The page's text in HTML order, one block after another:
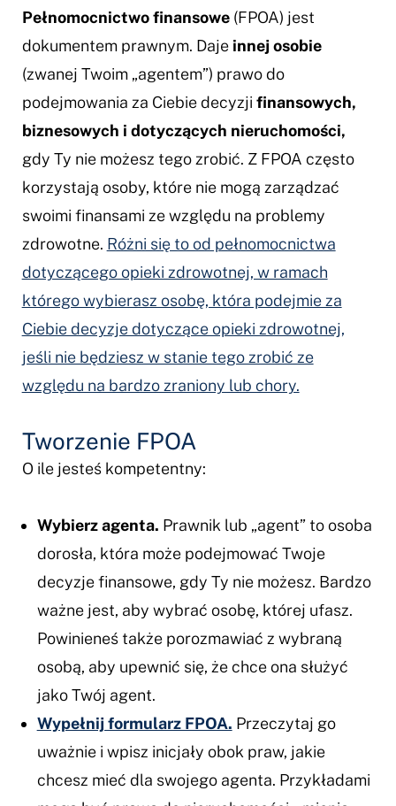
Pełnomocnictwo finansowe(FPOA) jest
dokumentem prawnym. Daje innej osobie
(zwanej Twoim „agentem”) prawo do
podejmowania za Ciebie decyzji finansowych,
biznesowych i dotyczących nieruchomości,
gdy Ty nie możesz tego zrobić. Z FPOA często
korzystają osoby, które nie mogą zarządzać
swoimi finansami ze względu na problemy
zdrowotne. Różni się to od pełnomocnictwa
dotyczącego opieki zdrowotnej, w ramach
którego wybierasz osobę, która podejmie za
Ciebie decyzje dotyczące opieki zdrowotnej,
jeśli nie będziesz w stanie tego zrobić ze
względu na bardzo zraniony lub chory.
Tworzenie FPOA
O ile jesteś kompetentny:
Wybierz agenta. Prawnik lub „agent” to osoba
dorosła, która może podejmować Twoje
decyzje finansowe, gdy Ty nie możesz. Bardzo
ważne jest, aby wybrać osobę, której ufasz.
Powinieneś także porozmawiać z wybraną
osobą, aby upewnić się, że chce ona służyć
jako Twój agent.
Wypełnij formularz FPOA. Przeczytaj go
uważnie i wpisz inicjały obok praw, jakie
chcesz mieć dla swojego agenta. Przykładami